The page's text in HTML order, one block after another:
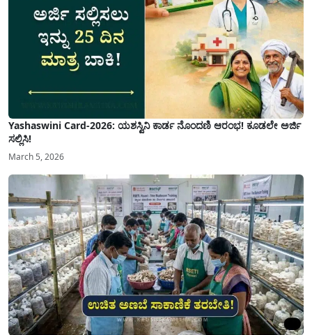
Yashaswini Card-2026: ಯಶಸ್ವಿನಿ ಕಾರ್ಡ ನೊಂದಣಿ ಆರಂಭ! ಕೂಡಲೇ ಅರ್ಜಿ
ಸಲ್ಲಿಸಿ!
March 5, 2026